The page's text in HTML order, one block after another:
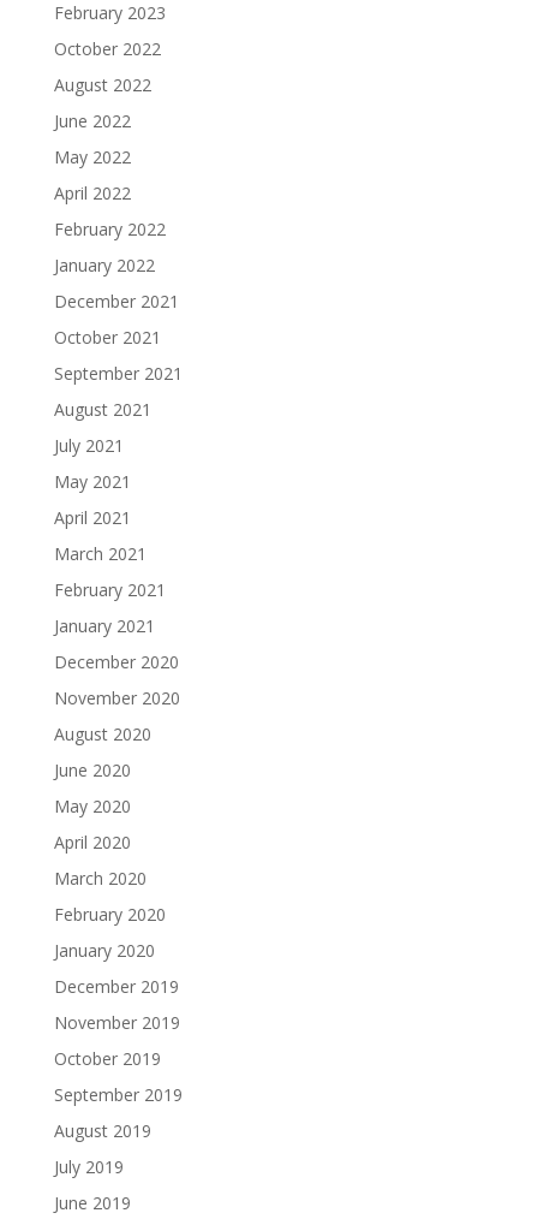
February 2023
October 2022
August 2022
June 2022
May 2022
April 2022
February 2022
January 2022
December 2021
October 2021
September 2021
August 2021
July 2021
May 2021
April 2021
March 2021
February 2021
January 2021
December 2020
November 2020
August 2020
June 2020
May 2020
April 2020
March 2020
February 2020
January 2020
December 2019
November 2019
October 2019
September 2019
August 2019
July 2019
June 2019